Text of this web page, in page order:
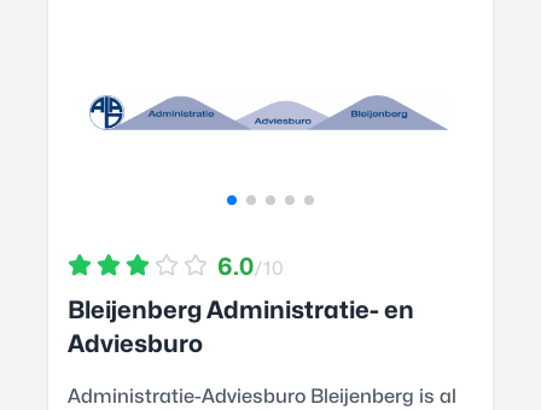
6.0/10
Bleijenberg Administratie- en
Adviesburo
Administratie-Adviesburo Bleijenberg is al